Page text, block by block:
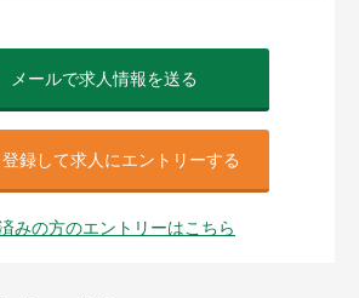
メールで求人情報を送る
録して求人にエントリーする
みの方のエントリーはこちら